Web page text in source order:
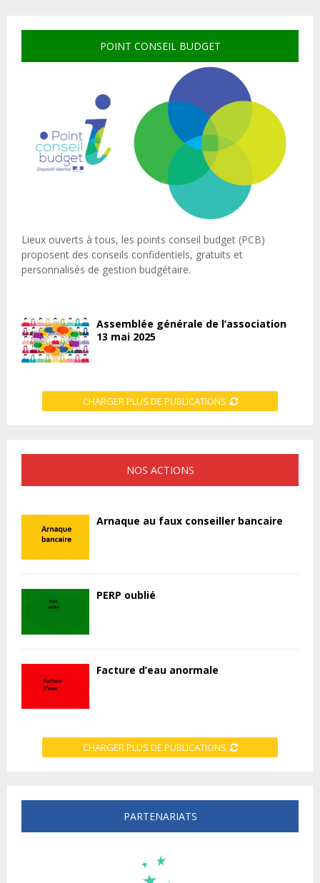
POINT CONSEIL BUDGET
Lieux ouverts à tous, les points conseil budget (PCB)
proposent des conseils confidentiels, gratuits et
personnalisés de gestion budgétaire.
Assemblée générale de l’association
13 mai 2025
CHARGER PLUS DE PUBLICATIONS
NOS ACTIONS
Arnaque au faux conseiller bancaire
PERP oublié
Facture d’eau anormale
CHARGER PLUS DE PUBLICATIONS
PARTENARIATS